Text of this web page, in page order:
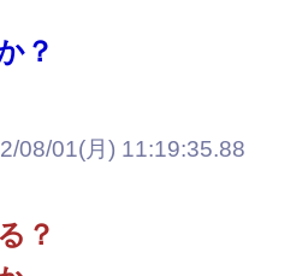
？
08/01(月) 11:19:35.88
？